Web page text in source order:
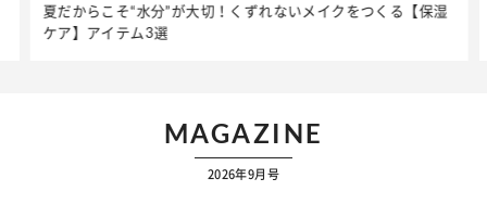
簡単アレンジで別人顔に♡ こなれ感たっぷりの【そでロールア
ップ】着こなしテク
MAGAZINE
2026年9月号